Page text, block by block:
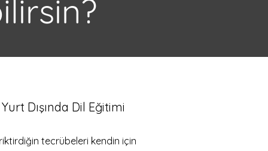
Yurt Dışında Dil Eğitimi
tecrübeleri kendin için